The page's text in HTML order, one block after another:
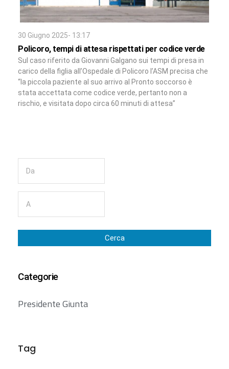
30 Giugno 2025- 13:17
Policoro, tempi di attesa rispettati per codice verde
Sul caso riferito da Giovanni Galgano sui tempi di presa in
carico della figlia all’Ospedale di Policoro l’ASM precisa che
“la piccola paziente al suo arrivo al Pronto soccorso è
stata accettata come codice verde, pertanto non a
rischio, e visitata dopo circa 60 minuti di attesa”
Cerca
Categorie
Presidente Giunta
Tag